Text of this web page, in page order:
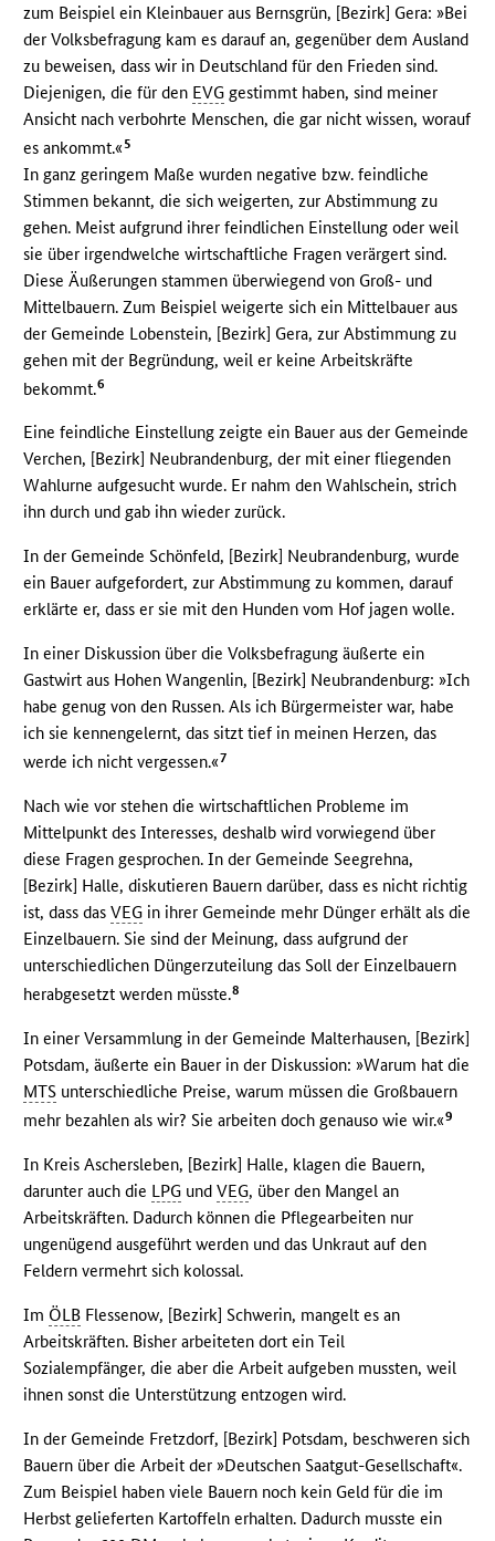
zum Beispiel ein Kleinbauer aus Bernsgrün, [Bezirk] Gera: »Bei
der Volksbefragung kam es darauf an, gegenüber dem Ausland
zu beweisen, dass wir in Deutschland für den Frieden sind.
Diejenigen, die für den EVG gestimmt haben, sind meiner
Ansicht nach verbohrte Menschen, die gar nicht wissen, worauf
es ankommt.« 5
In ganz geringem Maße wurden negative bzw. feindliche
Stimmen bekannt, die sich weigerten, zur Abstimmung zu
gehen. Meist aufgrund ihrer feindlichen Einstellung oder weil
sie über irgendwelche wirtschaftliche Fragen verärgert sind.
Diese Äußerungen stammen überwiegend von Groß- und
Mittelbauern. Zum Beispiel weigerte sich ein Mittelbauer aus
der Gemeinde Lobenstein, [Bezirk] Gera, zur Abstimmung zu
gehen mit der Begründung, weil er keine Arbeitskräfte
bekommt.6
Eine feindliche Einstellung zeigte ein Bauer aus der Gemeinde
Verchen, [Bezirk] Neubrandenburg, der mit einer fliegenden
Wahlurne aufgesucht wurde. Er nahm den Wahlschein, strich
ihn durch und gab ihn wieder zurück.
In der Gemeinde Schönfeld, [Bezirk] Neubrandenburg, wurde
ein Bauer aufgefordert, zur Abstimmung zu kommen, darauf
erklärte er, dass er sie mit den Hunden vom Hof jagen wolle.
In einer Diskussion über die Volksbefragung äußerte ein
Gastwirt aus Hohen Wangenlin, [Bezirk] Neubrandenburg: »Ich
habe genug von den Russen. Als ich Bürgermeister war, habe
ich sie kennengelernt, das sitzt tief in meinen Herzen, das
werde ich nicht vergessen.«7
Nach wie vor stehen die wirtschaftlichen Probleme im
Mittelpunkt des Interesses, deshalb wird vorwiegend über
diese Fragen gesprochen. In der Gemeinde Seegrehna,
[Bezirk] Halle, diskutieren Bauern darüber, dass es nicht richtig
ist, dass dasVEG in ihrer Gemeinde mehr Dünger erhält als die
Einzelbauern. Sie sind der Meinung, dass aufgrund der
unterschiedlichen Düngerzuteilung das Soll der Einzelbauern
herabgesetzt werden müsste.8
In einer Versammlung in der Gemeinde Malterhausen, [Bezirk]
Potsdam, äußerte ein Bauer in der Diskussion: »Warum hat die
MTS unterschiedliche Preise, warum müssen die Großbauern
mehr bezahlen als wir? Sie arbeiten doch genauso wie wir.«9
In Kreis Aschersleben, [Bezirk] Halle, klagen die Bauern,
darunter auch die LPG undVEG, über den Mangel an
Arbeitskräften. Dadurch können die Pflegearbeiten nur
ungenügend ausgeführt werden und das Unkraut auf den
Feldern vermehrt sich kolossal.
Im ÖLB Flessenow, [Bezirk] Schwerin, mangelt es an
Arbeitskräften. Bisher arbeiteten dort ein Teil
Sozialempfänger, die aber die Arbeit aufgeben mussten, weil
ihnen sonst die Unterstützung entzogen wird.
In der Gemeinde Fretzdorf, [Bezirk] Potsdam, beschweren sich
Bauern über die Arbeit der »Deutschen Saatgut-Gesellschaft«.
Zum Beispiel haben viele Bauern noch kein Geld für die im
Herbst gelieferten Kartoffeln erhalten. Dadurch musste ein